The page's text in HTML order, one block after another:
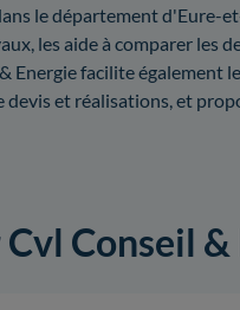
le département d'Eure-
les aide à comparer les
Energie facilite également
et réalisations, et
Conseil